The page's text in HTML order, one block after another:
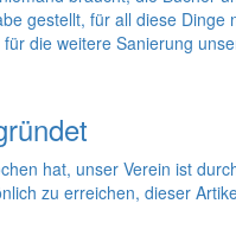
gestellt, für all diese
die weitere Sanierung
hat, unser Verein ist
zu erreichen, dieser